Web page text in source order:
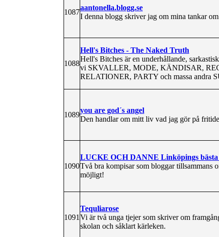
1087
aantonella.blogg.se
I denna blogg skriver jag om mina tankar
1088
Hell's Bitches - The Naked Truth
Hell's Bitches är en underhållande,
vi SKVALLER, MODE, KÄNDISAR,
RELATIONER, PARTY och massa
1089
you are god´s angel
Den handlar om mitt liv vad jag gör på
1090
LUCKE OCH DANNE Linköpings
Två bra kompisar som bloggar tillsammans
möjligt!
1091
Tequliarose
Vi är två unga tjejer som skriver om
skolan och såklart kärleken.